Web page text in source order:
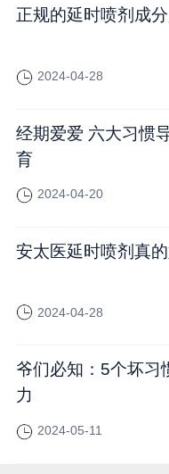
正规的延时喷剂成
2024-04-28
经期爱爱 六大习惯
育
2024-04-20
安太医延时喷剂真
2024-04-28
爷们必知：5个坏习
力
2024-05-11